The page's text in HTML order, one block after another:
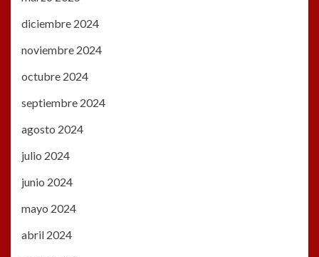
diciembre 2024
noviembre 2024
octubre 2024
septiembre 2024
agosto 2024
julio 2024
junio 2024
mayo 2024
abril 2024